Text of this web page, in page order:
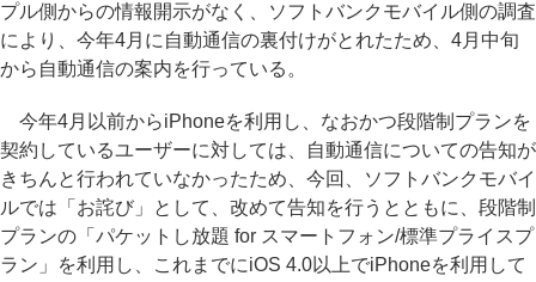
プル側からの情報開示がなく、ソフトバンクモバイル側の調査
により、今年4月に自動通信の裏付けがとれたため、4月中旬
から自動通信の案内を行っている。
今年4月以前からiPhoneを利用し、なおかつ段階制プランを
契約しているユーザーに対しては、自動通信についての告知が
きちんと行われていなかったため、今回、ソフトバンクモバイ
ルでは「お詫び」として、改めて告知を行うとともに、段階制
プランの「パケットし放題 for スマートフォン/標準プライスプ
ラン」を利用し、これまでにiOS 4.0以上でiPhoneを利用して